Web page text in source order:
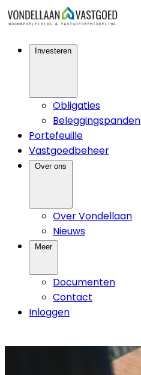
Obligaties
Beleggingspanden
Portefeuille
Vastgoedbeheer
Over Vondellaan
Nieuws
Meer
Documenten
Contact
Inloggen